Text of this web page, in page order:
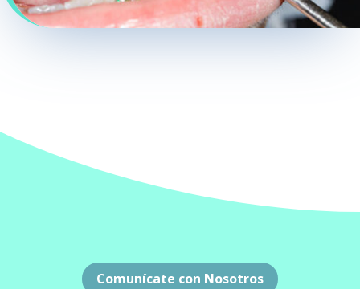
Comunícate con Nosotros